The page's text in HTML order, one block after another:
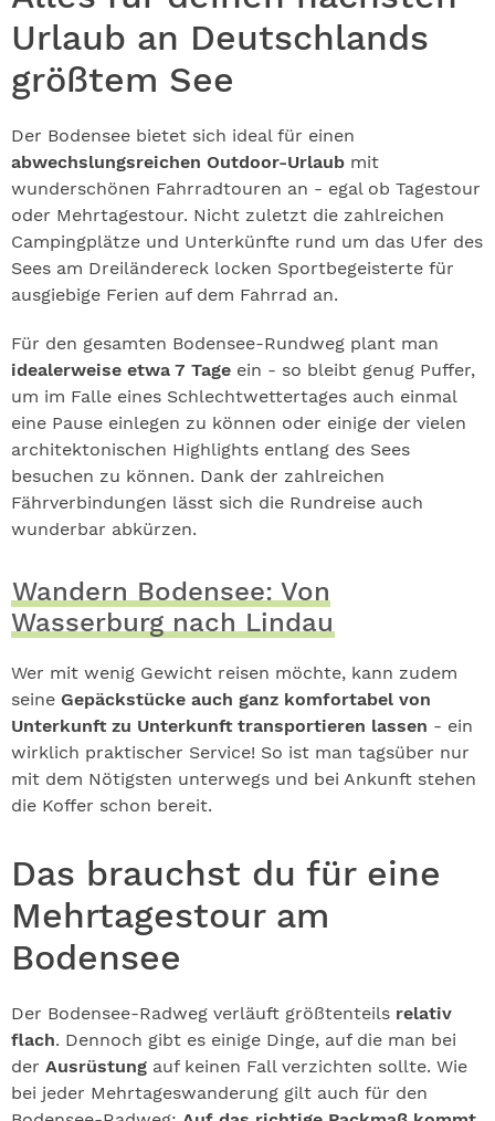
Urlaub an Deutschlands
größtem See
Der Bodensee bietet sich ideal für einen
abwechslungsreichen Outdoor-Urlaub mit
wunderschönen Fahrradtouren an - egal ob Tagestour
oder Mehrtagestour. Nicht zuletzt die zahlreichen
Campingplätze und Unterkünfte rund um das Ufer des
Sees am Dreiländereck locken Sportbegeisterte für
ausgiebige Ferien auf dem Fahrrad an.
Für den gesamten Bodensee-Rundweg plant man
idealerweise etwa 7 Tage ein - so bleibt genug Puffer,
um im Falle eines Schlechtwettertages auch einmal
eine Pause einlegen zu können oder einige der vielen
architektonischen Highlights entlang des Sees
besuchen zu können. Dank der zahlreichen
Fährverbindungen lässt sich die Rundreise auch
wunderbar abkürzen.
Wandern Bodensee: Von
Wasserburg nach Lindau
Wer mit wenig Gewicht reisen möchte, kann zudem
seine Gepäckstücke auch ganz komfortabel von
Unterkunft zu Unterkunft transportieren lassen - ein
wirklich praktischer Service! So ist man tagsüber nur
mit dem Nötigsten unterwegs und bei Ankunft stehen
die Koffer schon bereit.
Das brauchst du für eine
Mehrtagestour am
Bodensee
Der Bodensee-Radweg verläuft größtenteils relativ
flach. Dennoch gibt es einige Dinge, auf die man bei
der Ausrüstung auf keinen Fall verzichten sollte. Wie
bei jeder Mehrtageswanderung gilt auch für den